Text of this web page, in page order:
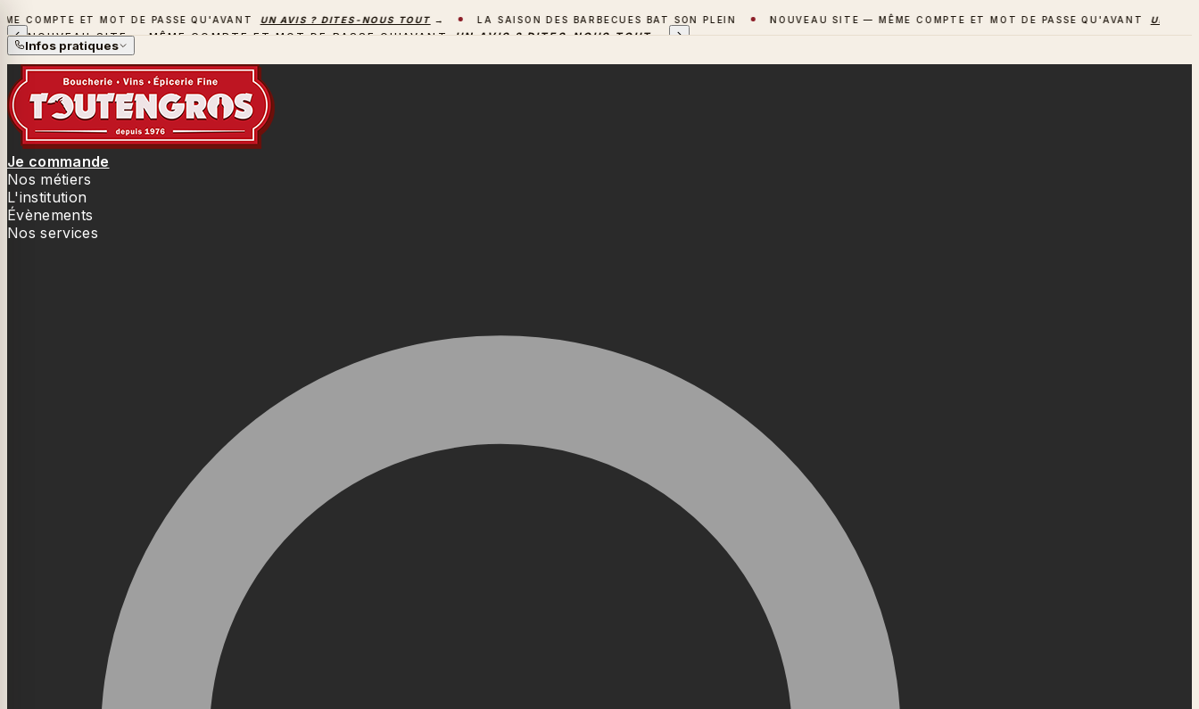
ET MOT DE PASSE QU'AVANT UN AVIS ? DITES-NOUS TOUT → LA SAISON DES BARBECUES BAT SON PLEIN NOUVEAU SITE — MÊME COMPTE ET MOT DE PASSE QU'AVANT UN AVIS ?
NOUVEAU SITE — MÊME COMPTE ET MOT DE PASSE QU'AVANT UN AVIS ? DITES-NOUS TOUT →
Infos pratiques
Je commande
Nos métiers
L'institution
Évènements
Nos services